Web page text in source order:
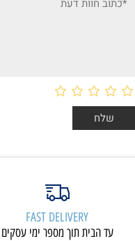
FAST DELIVERY
עד הבית תוך מספר ימי עסקים